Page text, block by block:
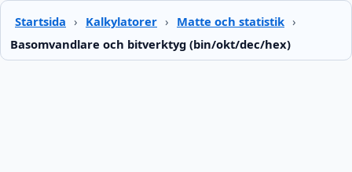
Startsida › Kalkylatorer › Matte och statistik ›
Basomvandlare och bitverktyg (bin/okt/dec/hex)